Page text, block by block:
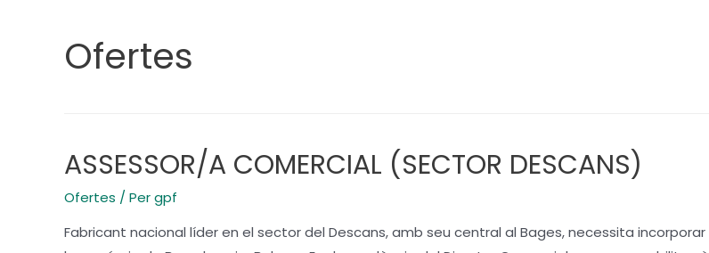
Ofertes
ASSESSOR/A COMERCIAL (SECTOR DESCANS)
Ofertes / Pergpf
Fabricant nacional líder en el sector del Descans, amb seu central al Bages, necessita incorporar